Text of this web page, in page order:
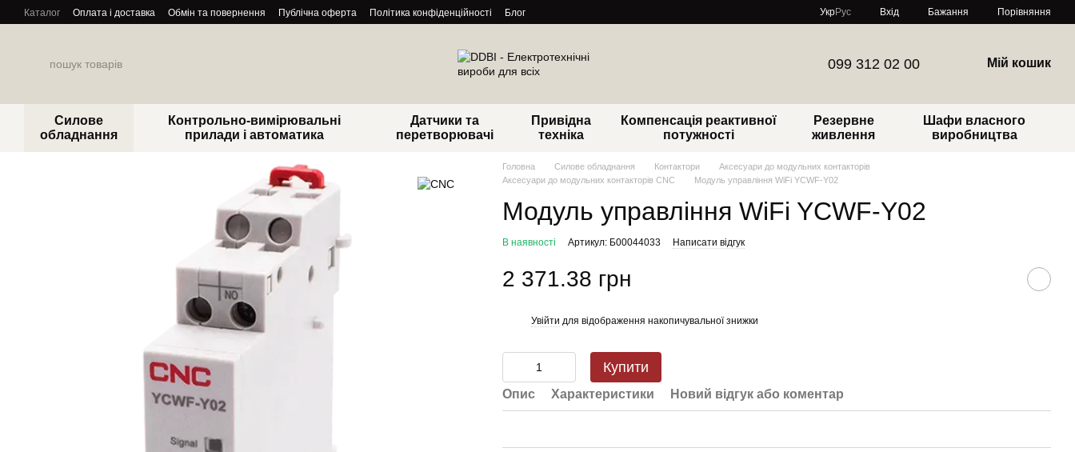
Перейти до основного контенту
Каталог Оплата і доставка Обмін та повернення Публічна оферта Політика конфіденційності Блог УкрРус Вхід Бажання Порівняння
099 312 02 00 Мій кошик
Силове
обладнання
Контрольно-вимірювальні
прилади і автоматика
Датчики та
перетворювачі
Привідна
техніка
Компенсація реактивної
потужності
Резервне
живлення
Шафи власного
виробництва
Головна Силове обладнання Контактори
Аксесуари до модульних контакторів
Аксесуари до модульних контакторів CNC
Модуль управління WiFi YCWF-Y02
Модуль управління WiFi YCWF-Y02
В наявності Артикул: Б00044033 Написати відгук
2 371.38 грн
Увійти для відображення накопичувальної знижки
Купити
Опис Характеристики Новий відгук або коментар